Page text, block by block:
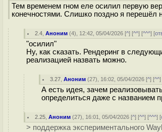
Тем временем гном еле осилил первую
конечностями. Слишко поздно я перешёл
2.4 ,Аноним (4), 12:42, 05/04/2026 [^] [^^] [^^^] [
"осилил"
Ну, как сказать. Рендеринг в
реализацией назвать можно.
3.27 ,Аноним (27), 16:02, 05/04/2026 [^] [^^]
А есть идея, зачем
определиться даже с названием
2.25 ,Аноним (27), 16:01, 05/04/2026 [^] [^^] [^^^] [
> поддержка экспериментального